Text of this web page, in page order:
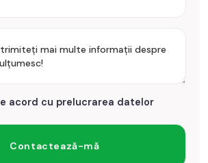
acord cu prelucrarea datelor